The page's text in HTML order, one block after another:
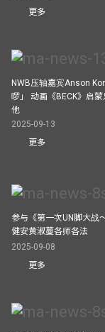
更多
NWB压轴嘉宾Anson
啰」 动画《BECK》启
他
2025-09-13
更多
参与《第一次UN脚大战
健安黄淑蔓各师各法
2025-09-08
更多